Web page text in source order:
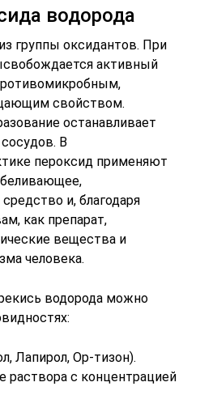
водорода
группы оксидантов. При
активный
свойством.
останавливает
В
пероксид применяют
и, благодаря
как препарат,
вещества и
человека.
водорода можно
Лапирол, Оp-тизон).
раствора с концентрацией